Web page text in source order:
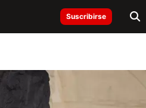
Suscribirse